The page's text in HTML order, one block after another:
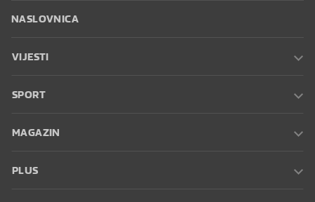
NASLOVNICA
VIJESTI
SPORT
MAGAZIN
PLUS